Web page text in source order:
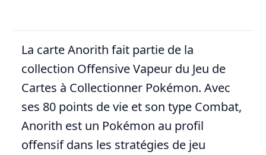
La carte Anorith fait partie de la
collection Offensive Vapeur du Jeu de
Cartes à Collectionner Pokémon. Avec
ses 80 points de vie et son type Combat,
Anorith est un Pokémon au profil
offensif dans les stratégies de jeu